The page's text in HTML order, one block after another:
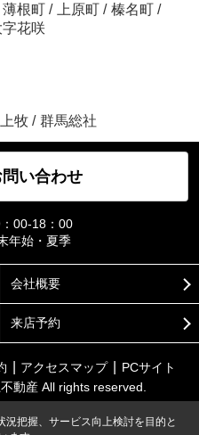
薄根町 / 上原町 / 榛名町 /
字花咲
上牧 / 群馬総社
い合わせ
00-18：00
年始・夏季
会社概要
来店予約
アクセスマップ
PCサイト
動産 All rights reserved.
把握、サービス向上検討を目的と